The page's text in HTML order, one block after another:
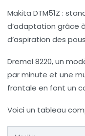
Makita DTM51Z :
d’adaptation grâce
d’aspiration des
Dremel 8220, un
par minute et une
frontale en font un
Voici un tableau